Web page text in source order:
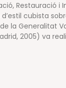
Restauració i
cubista
la Generalitat
2005) va